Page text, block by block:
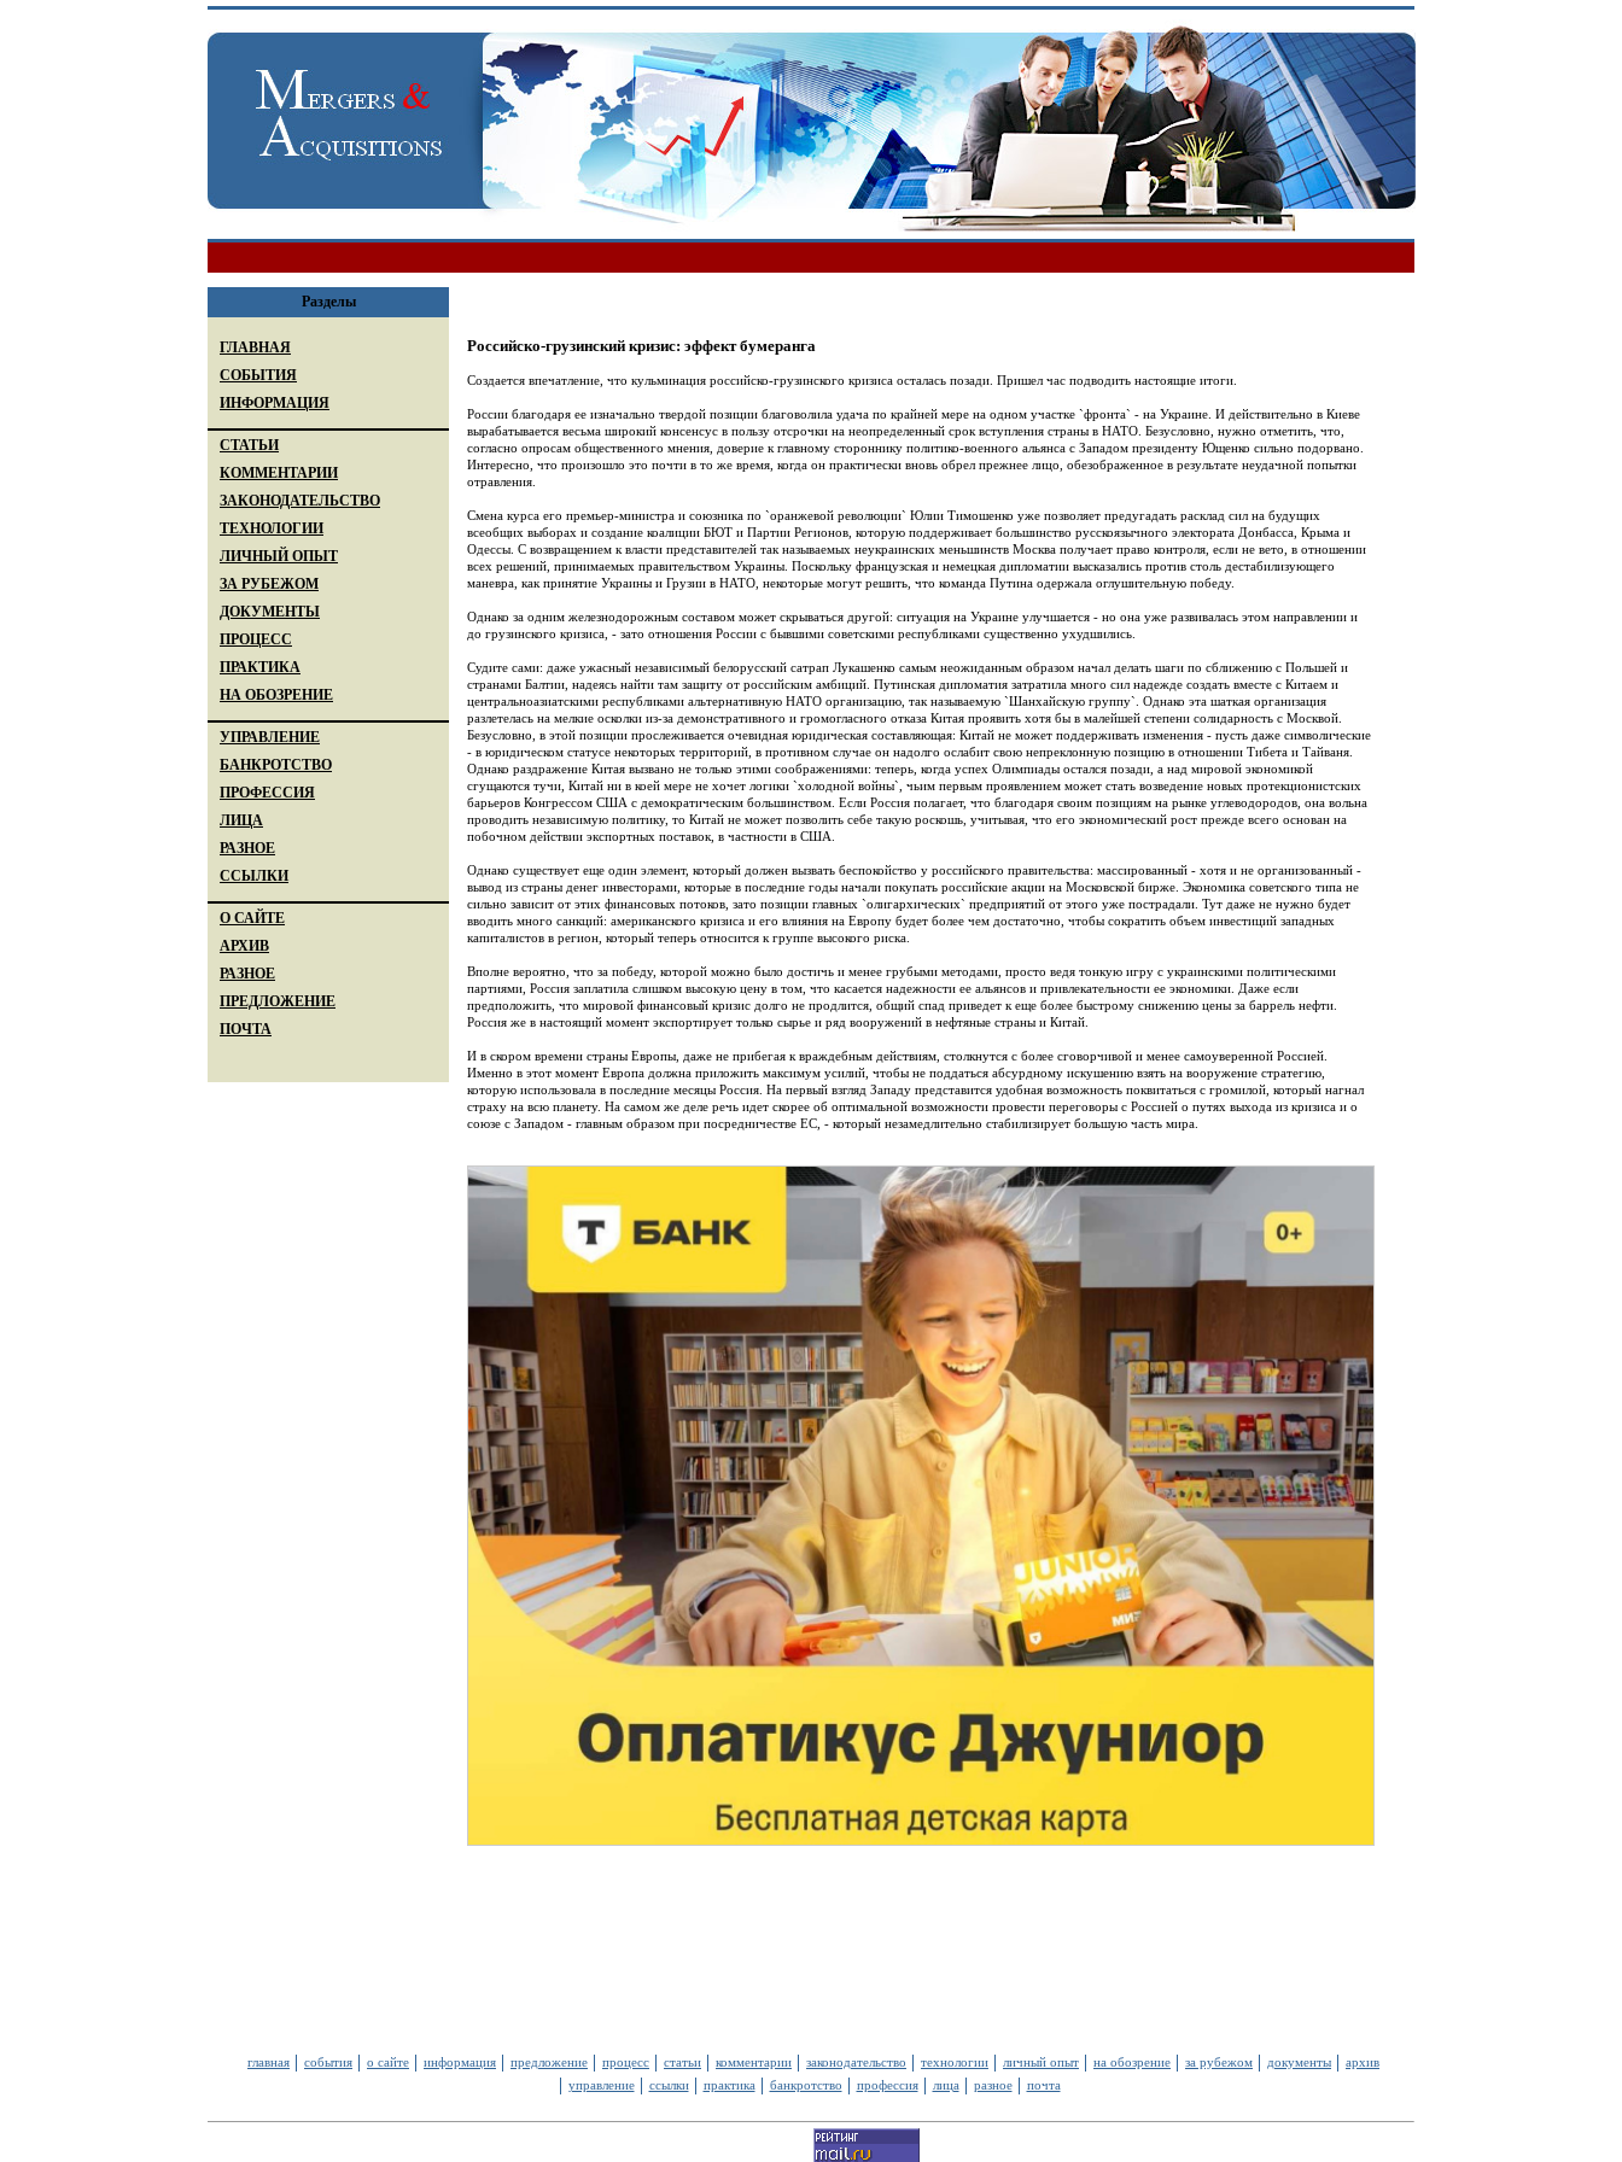
Разделы
ГЛАВНАЯ
СОБЫТИЯ
ИНФОРМАЦИЯ
СТАТЬИ
КОММЕНТАРИИ
ЗАКОНОДАТЕЛЬСТВО
ТЕХНОЛОГИИ
ЛИЧНЫЙ ОПЫТ
ЗА РУБЕЖОМ
ДОКУМЕНТЫ
ПРОЦЕСС
ПРАКТИКА
НА ОБОЗРЕНИЕ
УПРАВЛЕНИЕ
БАНКРОТСТВО
ПРОФЕССИЯ
ЛИЦА
РАЗНОЕ
ССЫЛКИ
О САЙТЕ
АРХИВ
РАЗНОЕ
ПРЕДЛОЖЕНИЕ
ПОЧТА
Российско-грузинский кризис: эффект бумеранга
Создается впечатление, что кульминация российско-грузинского кризиса осталась позади. Пришел час подводить настоящие итоги.
России благодаря ее изначально твердой позиции благоволила удача по крайней мере на одном участке `фронта` - на Украине. И действительно в Киеве
вырабатывается весьма широкий консенсус в пользу отсрочки на неопределенный срок вступления страны в НАТО. Безусловно, нужно отметить, что,
согласно опросам общественного мнения, доверие к главному стороннику политико-военного альянса с Западом президенту Ющенко сильно подорвано.
Интересно, что произошло это почти в то же время, когда он практически вновь обрел прежнее лицо, обезображенное в результате неудачной попытки
отравления.
Смена курса его премьер-министра и союзника по `оранжевой революции` Юлии Тимошенко уже позволяет предугадать расклад сил на будущих
всеобщих выборах и создание коалиции БЮТ и Партии Регионов, которую поддерживает большинство русскоязычного электората Донбасса, Крыма и
Одессы. С возвращением к власти представителей так называемых неукраинских меньшинств Москва получает право контроля, если не вето, в отношении
всех решений, принимаемых правительством Украины. Поскольку французская и немецкая дипломатии высказались против столь дестабилизующего
маневра, как принятие Украины и Грузии в НАТО, некоторые могут решить, что команда Путина одержала оглушительную победу.
Однако за одним железнодорожным составом может скрываться другой: ситуация на Украине улучшается - но она уже развивалась этом направлении и
до грузинского кризиса, - зато отношения России с бывшими советскими республиками существенно ухудшились.
Судите сами: даже ужасный независимый белорусский сатрап Лукашенко самым неожиданным образом начал делать шаги по сближению с Польшей и
странами Балтии, надеясь найти там защиту от российским амбиций. Путинская дипломатия затратила много сил надежде создать вместе с Китаем и
центральноазиатскими республиками альтернативную НАТО организацию, так называемую `Шанхайскую группу`. Однако эта шаткая организация
разлетелась на мелкие осколки из-за демонстративного и громогласного отказа Китая проявить хотя бы в малейшей степени солидарность с Москвой.
Безусловно, в этой позиции прослеживается очевидная юридическая составляющая: Китай не может поддерживать изменения - пусть даже символические
- в юридическом статусе некоторых территорий, в противном случае он надолго ослабит свою непреклонную позицию в отношении Тибета и Тайваня.
Однако раздражение Китая вызвано не только этими соображениями: теперь, когда успех Олимпиады остался позади, а над мировой экономикой
сгущаются тучи, Китай ни в коей мере не хочет логики `холодной войны`, чьим первым проявлением может стать возведение новых протекционистских
барьеров Конгрессом США с демократическим большинством. Если Россия полагает, что благодаря своим позициям на рынке углеводородов, она вольна
проводить независимую политику, то Китай не может позволить себе такую роскошь, учитывая, что его экономический рост прежде всего основан на
побочном действии экспортных поставок, в частности в США.
Однако существует еще один элемент, который должен вызвать беспокойство у российского правительства: массированный - хотя и не организованный -
вывод из страны денег инвесторами, которые в последние годы начали покупать российские акции на Московской бирже. Экономика советского типа не
сильно зависит от этих финансовых потоков, зато позиции главных `олигархических` предприятий от этого уже пострадали. Тут даже не нужно будет
вводить много санкций: американского кризиса и его влияния на Европу будет более чем достаточно, чтобы сократить объем инвестиций западных
капиталистов в регион, который теперь относится к группе высокого риска.
Вполне вероятно, что за победу, которой можно было достичь и менее грубыми методами, просто ведя тонкую игру с украинскими политическими
партиями, Россия заплатила слишком высокую цену в том, что касается надежности ее альянсов и привлекательности ее экономики. Даже если
предположить, что мировой финансовый кризис долго не продлится, общий спад приведет к еще более быстрому снижению цены за баррель нефти.
Россия же в настоящий момент экспортирует только сырье и ряд вооружений в нефтяные страны и Китай.
И в скором времени страны Европы, даже не прибегая к враждебным действиям, столкнутся с более сговорчивой и менее самоуверенной Россией.
Именно в этот момент Европа должна приложить максимум усилий, чтобы не поддаться абсурдному искушению взять на вооружение стратегию,
которую использовала в последние месяцы Россия. На первый взгляд Западу представится удобная возможность поквитаться с громилой, который нагнал
страху на всю планету. На самом же деле речь идет скорее об оптимальной возможности провести переговоры с Россией о путях выхода из кризиса и о
союзе с Западом - главным образом при посредничестве ЕС, - который незамедлительно стабилизирует большую часть мира.
главная события о сайте информация предложение процесс статьи комментарии законодательство технологии личный опыт на обозрение за рубежом документы
архив
управление
ссылки практика банкротство профессия лица разное почта